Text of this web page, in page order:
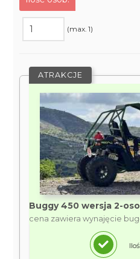
(max. 1)
ATRAKCJE
Buggy 450 wersja 2-
cena zawiera wynajęcie